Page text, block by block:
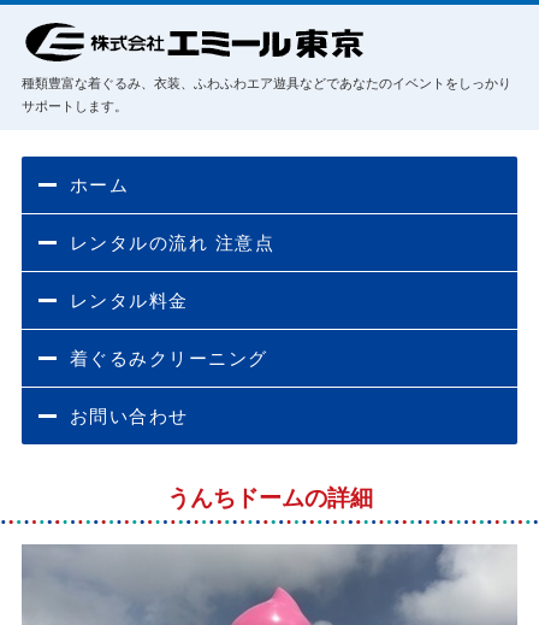
種類豊富な着ぐるみ、衣装、ふわふわエア遊具などであなたのイベントをしっかり
サポートします。
ホーム
レンタルの流れ 注意点
レンタル料金
着ぐるみクリーニング
お問い合わせ
うんちドームの詳細